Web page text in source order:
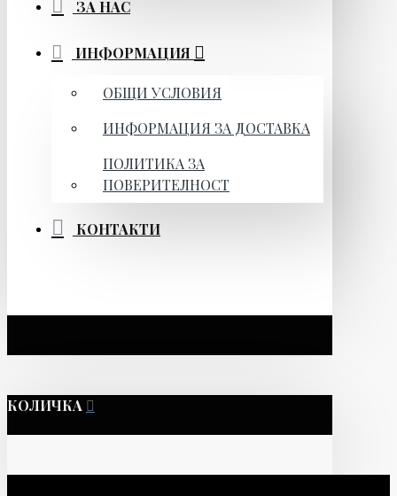
ЗА НАС
ИНФОРМАЦИЯ
ОБЩИ УСЛОВИЯ
ИНФОРМАЦИЯ ЗА ДОСТАВКА
ПОЛИТИКА ЗА
ПОВЕРИТЕЛНОСТ
КОНТАКТИ
КОЛИЧКА